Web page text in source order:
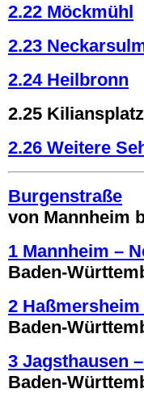
2.22 Möckmühl
2.23
2.24 Heilbronn
2.25
2.26 Weitere
Burgenstraße
von Mannheim
1 Mannheim –
Baden-
2
Baden-
3 Jagsthausen
Baden-